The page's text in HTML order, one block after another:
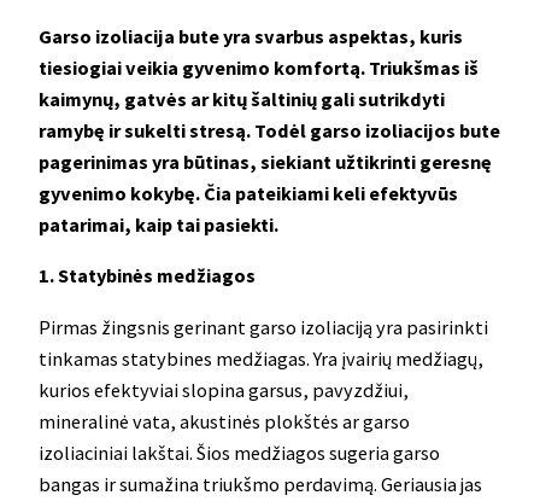
Garso izoliacija bute yra svarbus aspektas, kuris
tiesiogiai veikia gyvenimo komfortą. Triukšmas iš
kaimynų, gatvės ar kitų šaltinių gali sutrikdyti
ramybę ir sukelti stresą. Todėl garso izoliacijos bute
pagerinimas yra būtinas, siekiant užtikrinti geresnę
gyvenimo kokybę. Čia pateikiami keli efektyvūs
patarimai, kaip tai pasiekti.
1. Statybinės medžiagos
Pirmas žingsnis gerinant garso izoliaciją yra pasirinkti
tinkamas statybines medžiagas. Yra įvairių medžiagų,
kurios efektyviai slopina garsus, pavyzdžiui,
mineralinė vata, akustinės plokštės ar garso
izoliaciniai lakštai. Šios medžiagos sugeria garso
bangas ir sumažina triukšmo perdavimą. Geriausia jas